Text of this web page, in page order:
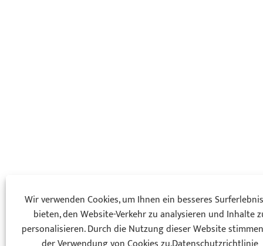
Wir verwenden Cookies, um Ihnen ein besseres
bieten, den Website-Verkehr zu analysieren und Inhalte
personalisieren. Durch die Nutzung dieser Website